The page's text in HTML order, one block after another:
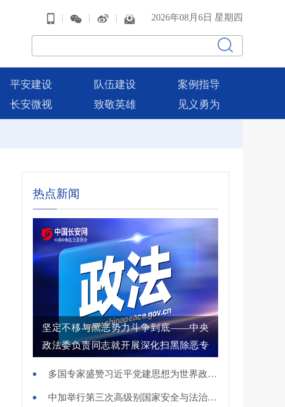
| | | 2026年08月6日 星期四
平安建设 队伍建设
案例指导
长安微视 致敬英雄 见义勇为
热点新闻
坚定不移与黑恶势力斗争到底——中央
政法委负责同志就开展深化扫黑除恶专
多国专家盛赞习近平党建思想为世界政党建设提供重要启迪
中加举行第三次高级别国家安全与法治对话